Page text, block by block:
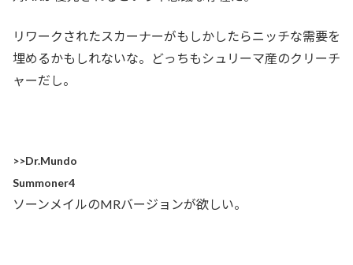
リワークされたスカーナーがもしかしたらニッチな需要を
埋めるかもしれないな。どっちもシュリーマ産のクリーチ
ャーだし。
>>Dr.Mundo
Summoner4
ソーンメイルのMRバージョンが欲しい。